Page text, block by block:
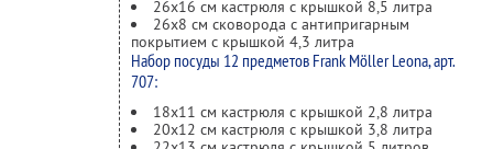
26х16 см кастрюля с крышкой 8,5 литра
26х8 см сковорода с антипригарным
покрытием с крышкой 4,3 литра
Набор посуды 12 предметов Frank Möller Leona, арт.
707:
18х11 см кастрюля с крышкой 2,8 литра
20х12 см кастрюля с крышкой 3,8 литра